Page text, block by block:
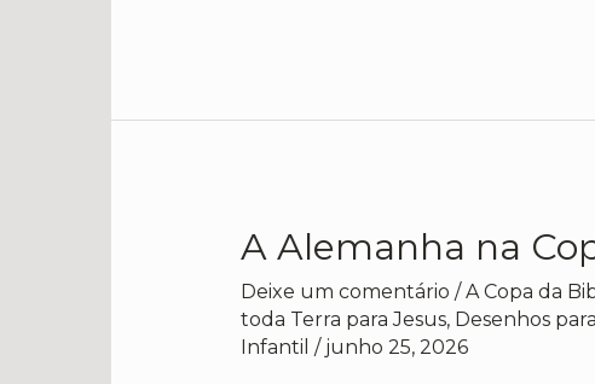
A Alemanha na
Deixe um comentário /A Copa da
toda Terra para Jesus, Desenhos
Infantil / junho 25, 2026
A
na
Copa